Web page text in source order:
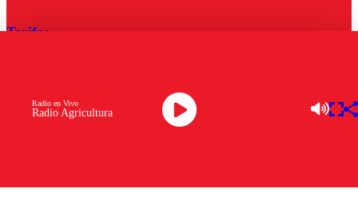
Radio Agricultura
Radio en Vivo
Tarifas
Descarga la APP